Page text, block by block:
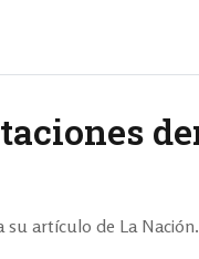
su artículo de La Nación.